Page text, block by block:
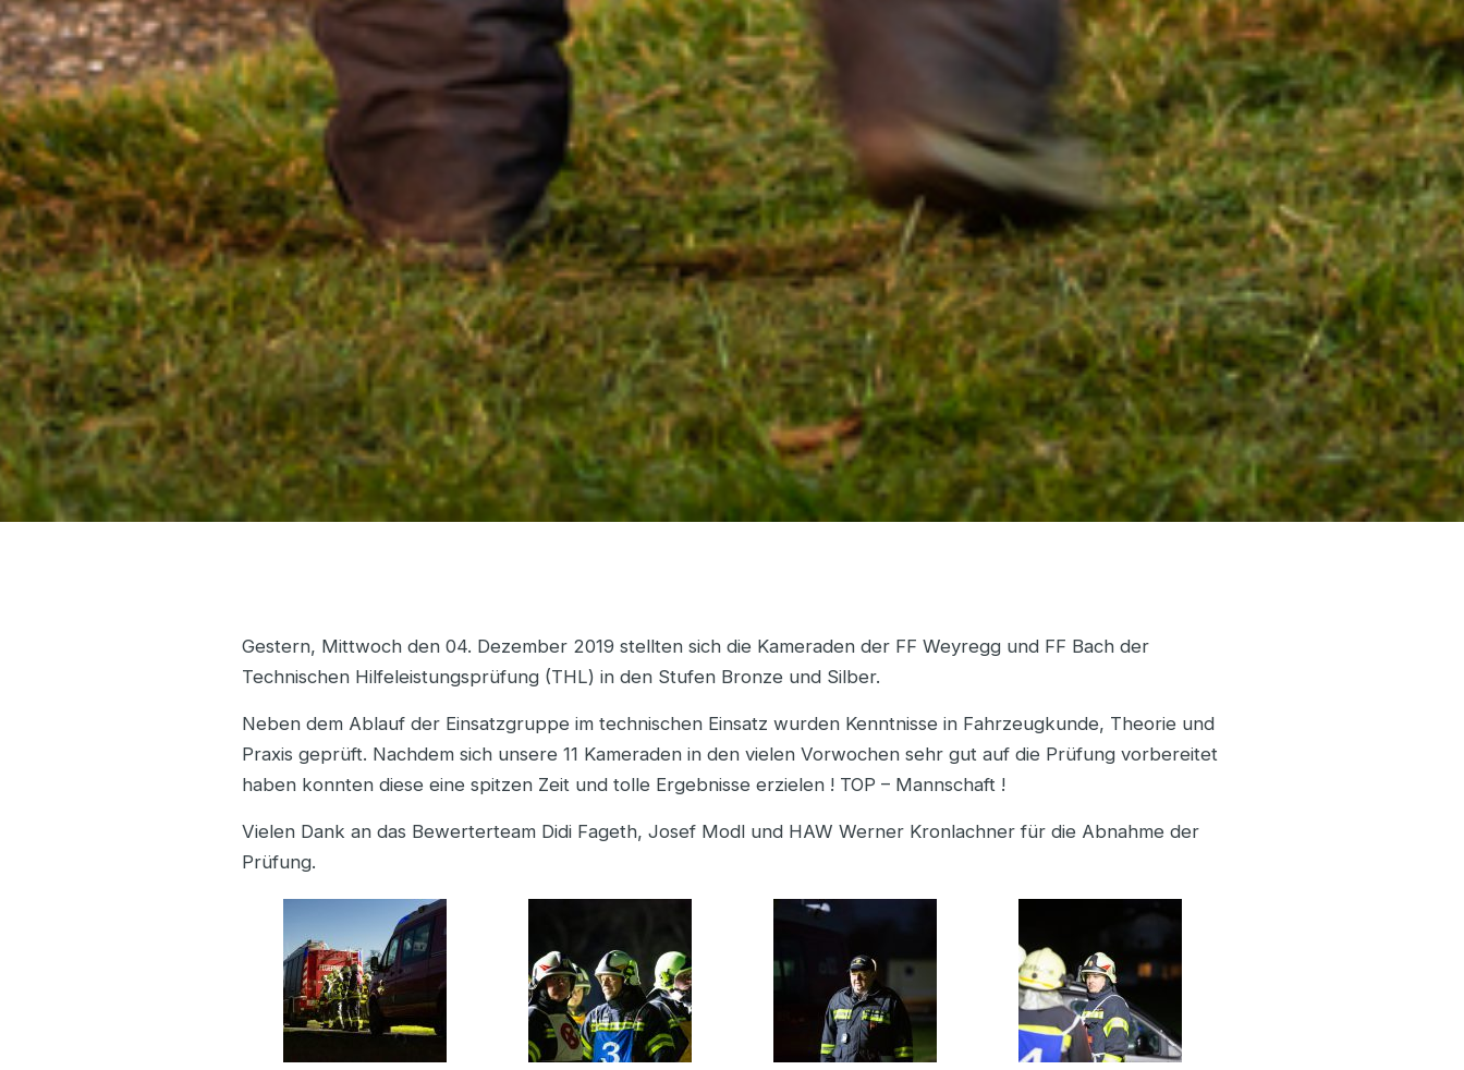
Gestern, Mittwoch den 04. Dezember 2019 stellten sich die Kameraden der FF Weyregg und FF Bach der
Technischen Hilfeleistungsprüfung (THL) in den Stufen Bronze und Silber.
Neben dem Ablauf der Einsatzgruppe im technischen Einsatz wurden Kenntnisse in Fahrzeugkunde, Theorie und
Praxis geprüft. Nachdem sich unsere 11 Kameraden in den vielen Vorwochen sehr gut auf die Prüfung vorbereitet
haben konnten diese eine spitzen Zeit und tolle Ergebnisse erzielen ! TOP – Mannschaft !
Vielen Dank an das Bewerterteam Didi Fageth, Josef Modl und HAW Werner Kronlachner für die Abnahme der
Prüfung.